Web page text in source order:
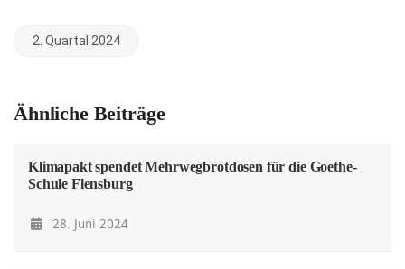
2. Quartal 2024
Ähnliche Beiträge
Klimapakt spendet Mehrwegbrotdosen für die Goethe-
Schule Flensburg
28. Juni 2024